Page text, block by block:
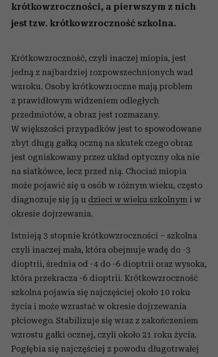
krótkowzroczności, a pierwszym z nich
jest tzw. krótkowzroczność szkolna.
Krótkowzroczność, czyli inaczej miopia, jest
jedną z najbardziej rozpowszechnionych wad
wzroku. Osoby krótkowzroczne mają problem
z prawidłowym widzeniem odległych
przedmiotów, a obraz jest rozmazany.
W większości przypadków jest to spowodowane
zbyt długą gałką oczną na skutek czego obraz
jest ogniskowany przez układ optyczny oka nie
na siatkówce, lecz przed nią. Chociaż miopia
może pojawić się u osób w różnym wieku, często
diagnozuje się ją u dzieci w wieku szkolnym i w
okresie dojrzewania.
Istnieją 3 stopnie krótkowzroczności – szkolna
czyli inaczej mała, która obejmuje wadę do -3
dioptrii, średnia od -4 do -6 dioptrii oraz wysoka,
która przekracza -6 dioptrii. Krótkowzroczność
szkolna pojawia się najczęściej około 10 roku
życia i może wzrastać w okresie dojrzewania
płciowego. Stabilizuje się wraz z zakończeniem
wzrostu gałki ocznej, czyli około 21 roku życia.
Pogłębia się najczęściej z powodu długotrwałej